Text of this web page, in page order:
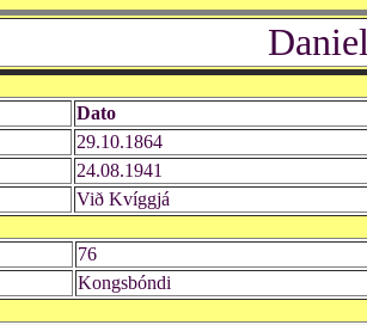
Dato
29.10.1864
24.08.1941
Við Kvíggjá
76
Kongsbóndi